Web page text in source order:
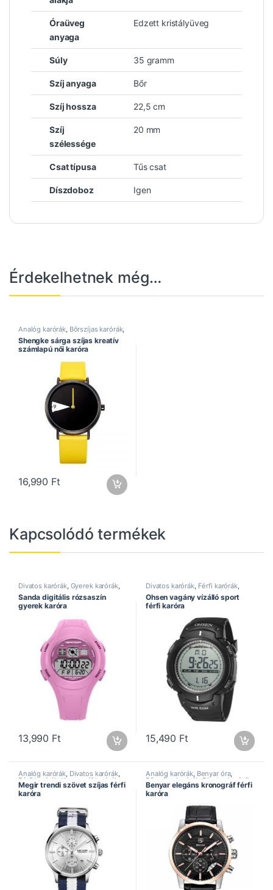
Óraüveg
anyaga
Edzett kristályüveg
Súly 35 gramm
Szíj anyaga Bőr
Szíj hossza 22,5 cm
Szíj
szélessége
20 mm
Csat típusa Tűs csat
Díszdoboz Igen
Érdekelhetnek még…
Analóg karórák, Bőrszíjas karórák,
Divatos karórák Elegáns karórák
Női karórák,Shengke óra
Shengke sárga szíjas kreatív
számlapú női karóra
16,990 Ft
Kapcsolódó termékek
Divatos karórák, Gyerek karórák,
Sanda óra
Sanda digitális rózsaszín
gyerek karóra
13,990 Ft
Divatos karórák, Férfi karórák,
Ohsen óra Sportos karórák
Vízálló karórák
Ohsen vagány vízálló sport
férfi karóra
15,490 Ft
Analóg karórák, Divatos karórák,
Férfi karórák,Kronográf karórák
Megir óra,Sportos karórák
Megir trendi szövet szíjas férfi
karóra
Analóg karórák, Benyar óra,
Bőrszíjas karórák ,Divatos karórák,
Elegáns karórák, Férfi karórák,
Kronográf karórák
Benyar elegáns kronográf férfi
karóra